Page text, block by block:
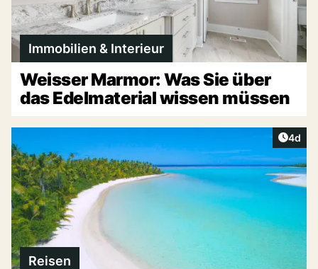
Immobilien & Interieur
Weisser Marmor: Was Sie über
das Edelmaterial wissen müssen
4d
Reisen